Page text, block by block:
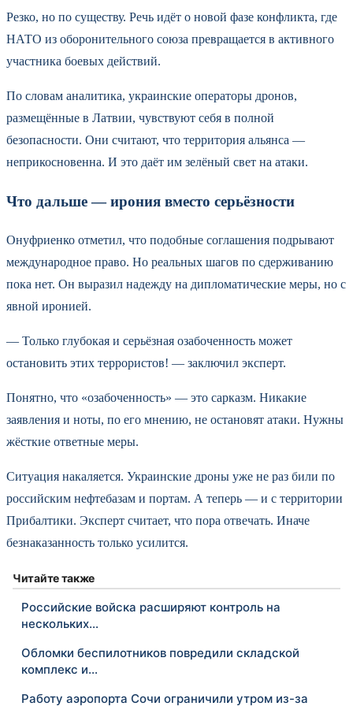
Резко, но по существу. Речь идёт о новой фазе конфликта, где
НАТО из оборонительного союза превращается в активного
участника боевых действий.
По словам аналитика, украинские операторы дронов,
размещённые в Латвии, чувствуют себя в полной
безопасности. Они считают, что территория альянса —
неприкосновенна. И это даёт им зелёный свет на атаки.
Что дальше — ирония вместо серьёзности
Онуфриенко отметил, что подобные соглашения подрывают
международное право. Но реальных шагов по сдерживанию
пока нет. Он выразил надежду на дипломатические меры, но с
явной иронией.
— Только глубокая и серьёзная озабоченность может
остановить этих террористов! — заключил эксперт.
Понятно, что «озабоченность» — это сарказм. Никакие
заявления и ноты, по его мнению, не остановят атаки. Нужны
жёсткие ответные меры.
Ситуация накаляется. Украинские дроны уже не раз били по
российским нефтебазам и портам. А теперь — и с территории
Прибалтики. Эксперт считает, что пора отвечать. Иначе
безнаказанность только усилится.
Читайте также
Российские войска расширяют контроль на
нескольких…
Обломки беспилотников повредили складской
комплекс и…
Работу аэропорта Сочи ограничили утром из-за